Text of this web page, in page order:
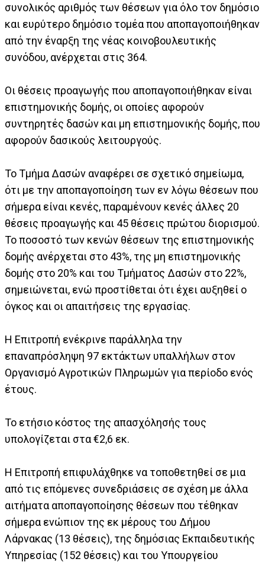
συνολικός αριθμός των θέσεων για όλο τον δημόσιο
και ευρύτερο δημόσιο τομέα που αποπαγοποιήθηκαν
από την έναρξη της νέας κοινοβουλευτικής
συνόδου, ανέρχεται στις 364.
Οι θέσεις προαγωγής που αποπαγοποιήθηκαν είναι
επιστημονικής δομής, οι οποίες αφορούν
συντηρητές δασών και μη επιστημονικής δομής, που
αφορούν δασικούς λειτουργούς.
Το Τμήμα Δασών αναφέρει σε σχετικό σημείωμα,
ότι με την αποπαγοποίηση των εν λόγω θέσεων που
σήμερα είναι κενές, παραμένουν κενές άλλες 20
θέσεις προαγωγής και 45 θέσεις πρώτου διορισμού.
Το ποσοστό των κενών θέσεων της επιστημονικής
δομής ανέρχεται στο 43%, της μη επιστημονικής
δομής στο 20% και του Τμήματος Δασών στο 22%,
σημειώνεται, ενώ προστίθεται ότι έχει αυξηθεί ο
όγκος και οι απαιτήσεις της εργασίας.
Η Επιτροπή ενέκρινε παράλληλα την
επαναπρόσληψη 97 εκτάκτων υπαλλήλων στον
Οργανισμό Αγροτικών Πληρωμών για περίοδο ενός
έτους.
Το ετήσιο κόστος της απασχόλησής τους
υπολογίζεται στα €2,6 εκ.
Η Επιτροπή επιφυλάχθηκε να τοποθετηθεί σε μια
από τις επόμενες συνεδριάσεις σε σχέση με άλλα
αιτήματα αποπαγοποίησης θέσεων που τέθηκαν
σήμερα ενώπιον της εκ μέρους του Δήμου
Λάρνακας (13 θέσεις), της δημόσιας Εκπαιδευτικής
Υπηρεσίας (152 θέσεις) και του Υπουργείου